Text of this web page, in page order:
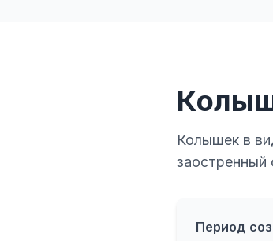
Колышек в
заостренный
Период